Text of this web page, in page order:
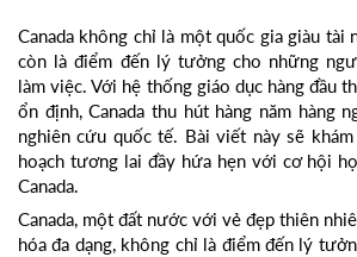
Canada không chỉ là một quốc gia giàu tài
còn là điểm đến lý tưởng cho những
làm việc. Với hệ thống giáo dục hàng đầu
ổn định, Canada thu hút hàng năm hàng
nghiên cứu quốc tế. Bài viết này sẽ
hoạch tương lai đầy hứa hẹn với cơ hội
Canada.
Canada, một đất nước với vẻ đẹp thiên
hóa đa dạng, không chỉ là điểm đến lý